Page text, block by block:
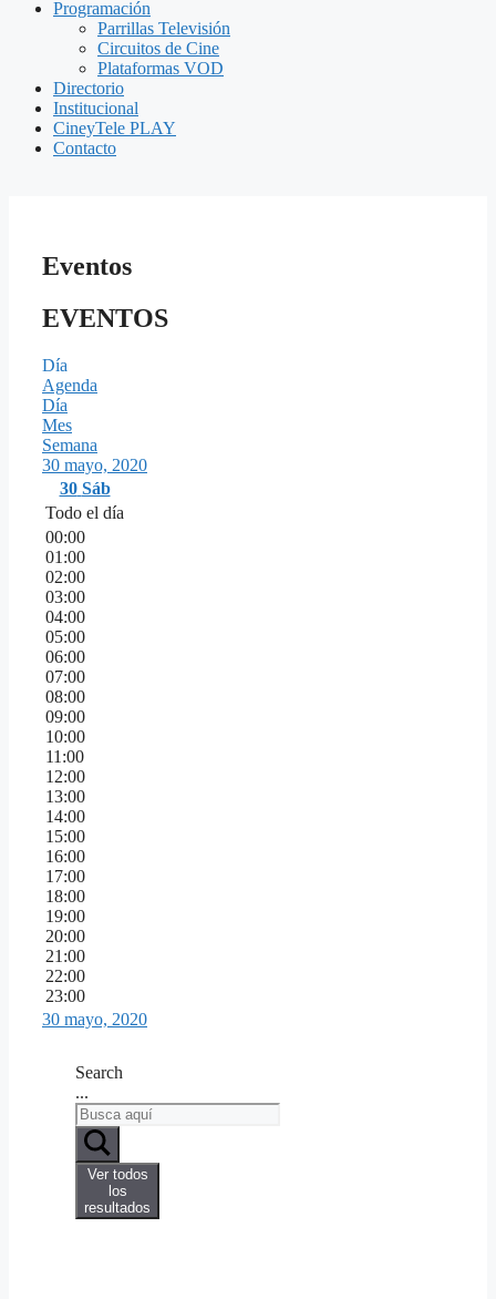
Programación
Parrillas Televisión
Circuitos de Cine
Plataformas VOD
Directorio
Institucional
CineyTele PLAY
Contacto
Eventos
EVENTOS
Día
Agenda
Día
Mes
Semana
30 mayo, 2020
30 Sáb
Todo el día
00:00
01:00
02:00
03:00
04:00
05:00
06:00
07:00
08:00
09:00
10:00
11:00
12:00
13:00
14:00
15:00
16:00
17:00
18:00
19:00
20:00
21:00
22:00
23:00
30 mayo, 2020
Search
...
Ver todos
los
resultados